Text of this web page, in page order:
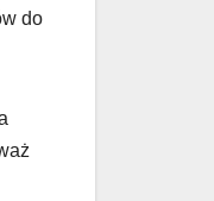
do